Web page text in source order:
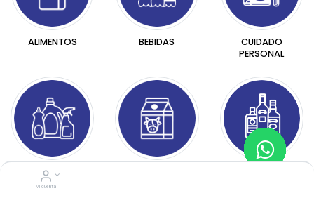
Mi cuenta
ALIMENTOS BEBIDAS
CUIDADO
PERSONAL
HOGAR